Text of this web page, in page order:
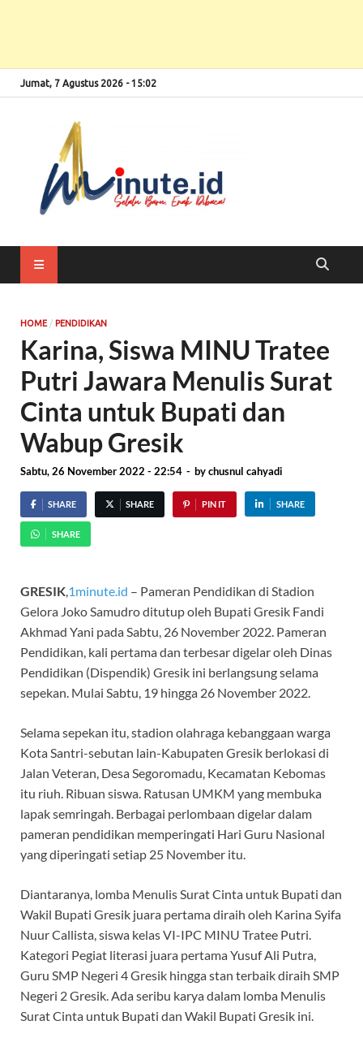
Jumat, 7 Agustus 2026 - 15:02
HOME / PENDIDIKAN
Karina, Siswa MINU Tratee
Putri Jawara Menulis Surat
Cinta untuk Bupati dan
Wabup Gresik
Sabtu, 26 November 2022 - 22:54 - bychusnul cahyadi
SHARE SHARE PIN IT SHARE
SHARE
GRESIK,1minute.id – Pameran Pendidikan di Stadion
Gelora Joko Samudro ditutup oleh Bupati Gresik Fandi
Akhmad Yani pada Sabtu, 26 November 2022. Pameran
Pendidikan, kali pertama dan terbesar digelar oleh Dinas
Pendidikan (Dispendik) Gresik ini berlangsung selama
sepekan. Mulai Sabtu, 19 hingga 26 November 2022.
Selama sepekan itu, stadion olahraga kebanggaan warga
Kota Santri-sebutan lain-Kabupaten Gresik berlokasi di
Jalan Veteran, Desa Segoromadu, Kecamatan Kebomas
itu riuh. Ribuan siswa. Ratusan UMKM yang membuka
lapak semringah. Berbagai perlombaan digelar dalam
pameran pendidikan memperingati Hari Guru Nasional
yang diperingati setiap 25 November itu.
Diantaranya, lomba Menulis Surat Cinta untuk Bupati dan
Wakil Bupati Gresik juara pertama diraih oleh Karina Syifa
Nuur Callista, siswa kelas VI-IPC MINU Tratee Putri.
Kategori Pegiat literasi juara pertama Yusuf Ali Putra,
Guru SMP Negeri 4 Gresik hingga stan terbaik diraih SMP
Negeri 2 Gresik. Ada seribu karya dalam lomba Menulis
Surat Cinta untuk Bupati dan Wakil Bupati Gresik ini.